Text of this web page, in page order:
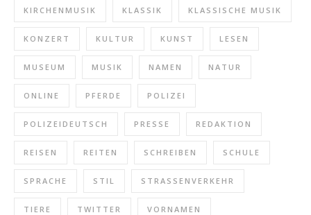
KIRCHENMUSIK KLASSIK KLASSISCHE MUSIK
KONZERT KULTUR KUNST LESEN
MUSEUM MUSIK NAMEN NATUR
ONLINE PFERDE POLIZEI
POLIZEIDEUTSCH PRESSE REDAKTION
REISEN REITEN SCHREIBEN SCHULE
SPRACHE STIL STRASSENVERKEHR
TIERE TWITTER VORNAMEN